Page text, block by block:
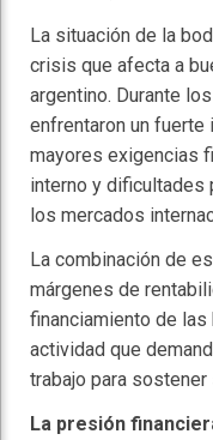
La situación de la
crisis que afecta a
argentino. Durante
enfrentaron un
mayores exigencias
interno y dificultades
los mercados
La combinación de
márgenes de
financiamiento de
actividad que
trabajo para
La presión